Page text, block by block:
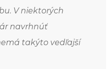
V niektorých
navrhnúť
takýto vedľajší